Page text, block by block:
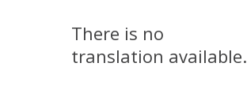
PRODUCTION
There is no
translation available.